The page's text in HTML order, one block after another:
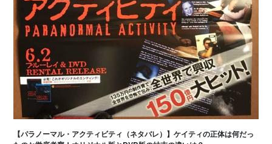
【パラノーマル・アクティビティ（ネタバレ）】ケイティの正体は何だっ